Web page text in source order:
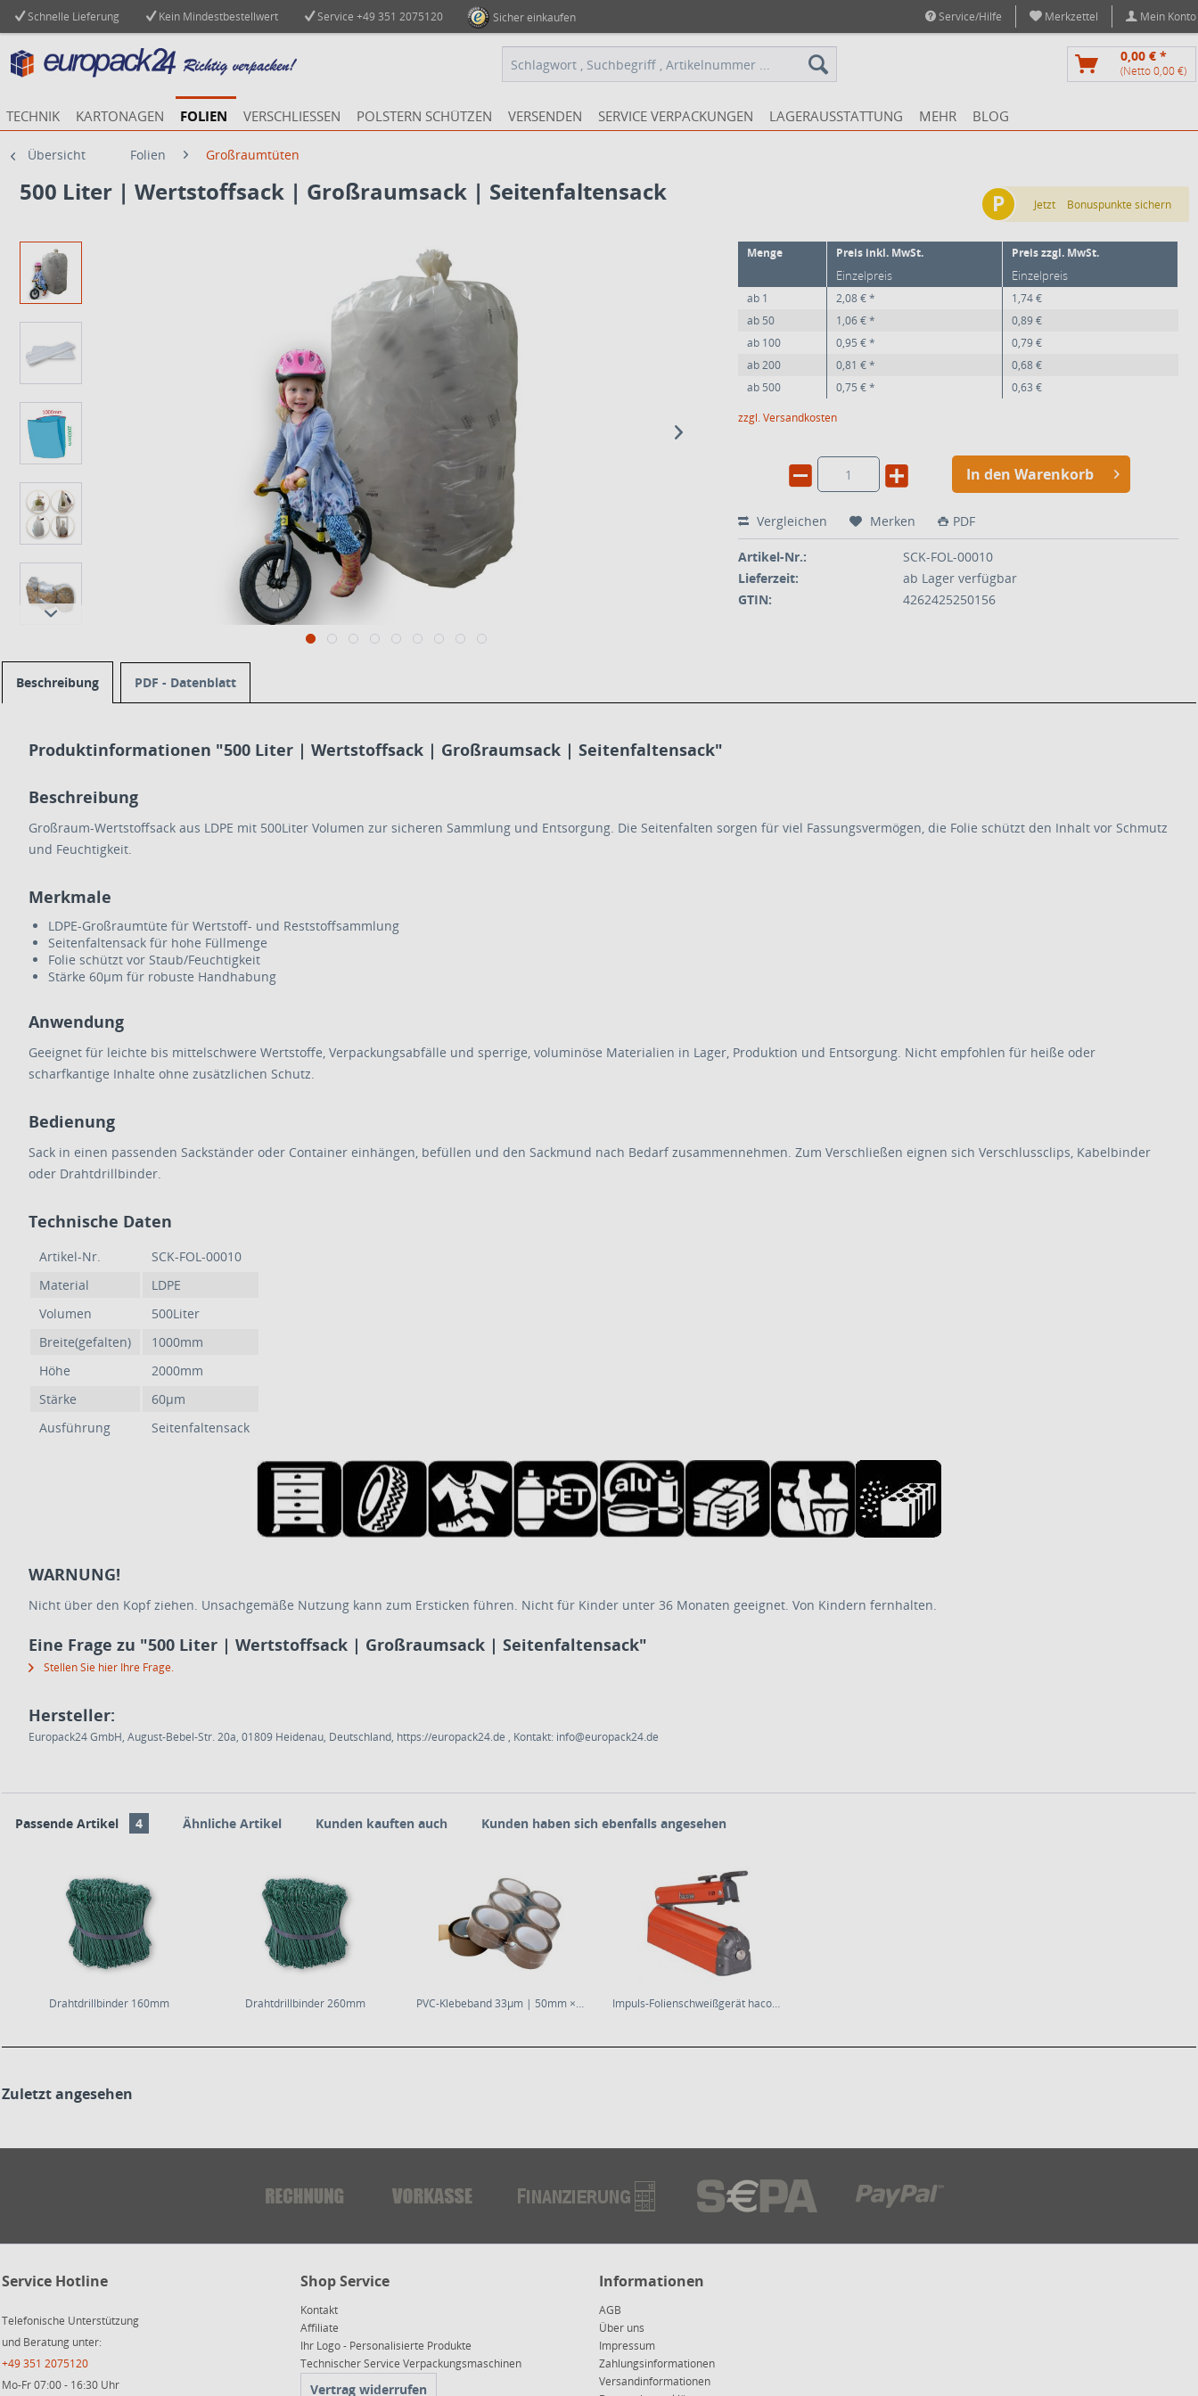
Schnelle Lieferung Kein Mindestbestellwert Service +49 351 2075120 Sicher einkaufen Service/Hilfe Merkzettel Mein Konto
0,00 € *
(Netto 0,00 €)
TECHNIK KARTONAGEN FOLIEN VERSCHLIESSEN POLSTERN SCHÜTZEN VERSENDEN SERVICE VERPACKUNGEN LAGERAUSSTATTUNG MEHR BLOG
Übersicht Folien Großraumtüten
500 Liter | Wertstoffsack | Großraumsack | Seitenfaltensack
Menge Preis inkl. MwSt. Preis zzgl. MwSt.
Einzelpreis Einzelpreis
ab 1 2,08 € *
1,74 €
ab 50 1,06 € *
0,89 €
ab 100 0,95 € *
0,79 €
ab200 0,81 € *
0,68 €
ab 500 0,75 € *
0,63 €
zzgl. Versandkosten
In den Warenkorb
Vergleichen Merken PDF
Artikel-Nr.:
SCK-FOL-00010
Lieferzeit:
ab Lager verfügbar
GTIN:
4262425250156
P Jetzt Bonuspunkte sichern
Beschreibung PDF - Datenblatt
Produktinformationen "500 Liter | Wertstoffsack | Großraumsack | Seitenfaltensack"
Beschreibung
Großraum-Wertstoffsack aus LDPE mit 500Liter Volumen zur sicheren Sammlung und Entsorgung. Die Seitenfalten sorgen für viel Fassungsvermögen, die Folie schützt den Inhalt vor Schmutz
und Feuchtigkeit.
Merkmale
LDPE-Großraumtüte für Wertstoff- und Reststoffsammlung
Seitenfaltensack für hohe Füllmenge
Folie schützt vor Staub/Feuchtigkeit
Stärke 60µm für robuste Handhabung
Anwendung
Geeignet für leichte bis mittelschwere Wertstoffe, Verpackungsabfälle und sperrige, voluminöse Materialien in Lager, Produktion und Entsorgung. Nicht empfohlen für heiße oder
scharfkantige Inhalte ohne zusätzlichen Schutz.
Bedienung
Sack in einen passenden Sackständer oder Container einhängen, befüllen und den Sackmund nach Bedarf zusammennehmen. Zum Verschließen eignen sich Verschlussclips, Kabelbinder
oder Drahtdrillbinder.
Technische Daten
Artikel-Nr.
SCK-FOL-00010
Material
LDPE
Volumen
500Liter
Breite(gefalten)
1000mm
Höhe
2000mm
Stärke
60µm
Ausführung
Seitenfaltensack
WARNUNG!
Nicht über den Kopf ziehen. Unsachgemäße Nutzung kann zum Ersticken führen. Nicht für Kinder unter 36 Monaten geeignet. Von Kindern fernhalten.
Eine Frage zu "500 Liter | Wertstoffsack | Großraumsack | Seitenfaltensack"
Stellen Sie hier Ihre Frage.
Hersteller:
Europack24 GmbH, August-Bebel-Str. 20a, 01809 Heidenau, Deutschland, https://europack24.de , Kontakt: info@europack24.de
Passende Artikel 4 Ähnliche Artikel Kunden kauften auch Kunden haben sich ebenfalls angesehen
Drahtdrillbinder 160mm Drahtdrillbinder 260mm PVC-Klebeband 33µm | 50mm × 66m |... Impuls-Folienschweißgerät hacona C-Typ
Zuletzt angesehen
Service Hotline
Telefonische Unterstützung
und Beratung unter:
+49 351 2075120
Mo-Fr 07:00 - 16:30 Uhr
Shop Service
Kontakt
Affiliate
Ihr Logo - Personalisierte Produkte
Technischer Service Verpackungsmaschinen
Vertrag widerrufen
Informationen
AGB
Über uns
Impressum
Zahlungsinformationen
Versandinformationen